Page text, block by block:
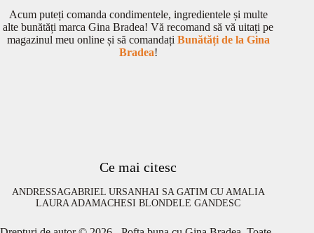
Acum puteți comanda condimentele, ingredientele și multe
alte bunătăți marca Gina Bradea! Vă recomand să vă uitați pe
magazinul meu online și să comandați Bunătăți de la Gina
Bradea!
Ce mai citesc
ANDRESSAGABRIEL URSANHAI SA GATIM CU AMALIA
LAURA ADAMACHESI BLONDELE GANDESC